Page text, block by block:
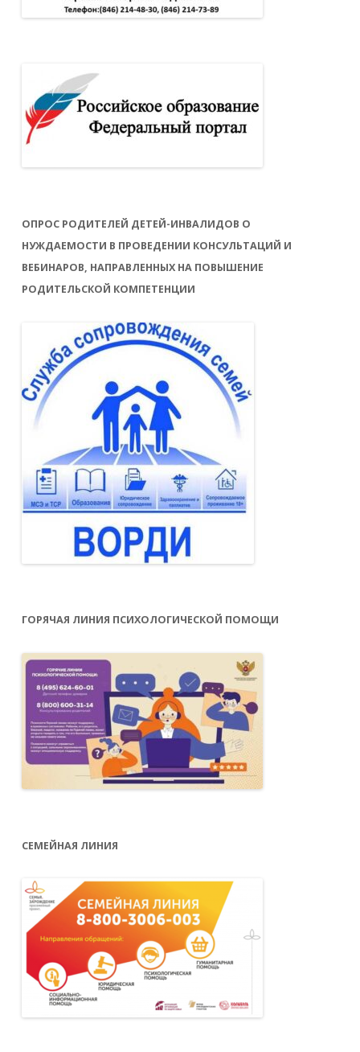
ОПРОС РОДИТЕЛЕЙ ДЕТЕЙ-ИНВАЛИДОВ О
НУЖДАЕМОСТИ В ПРОВЕДЕНИИ КОНСУЛЬТАЦИЙ И
ВЕБИНАРОВ, НАПРАВЛЕННЫХ НА ПОВЫШЕНИЕ
РОДИТЕЛЬСКОЙ КОМПЕТЕНЦИИ
ГОРЯЧАЯ ЛИНИЯ ПСИХОЛОГИЧЕСКОЙ ПОМОЩИ
СЕМЕЙНАЯ ЛИНИЯ